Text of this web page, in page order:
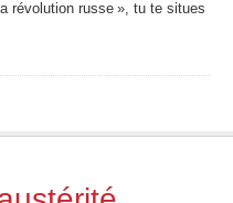
révolution russe », tu te situes